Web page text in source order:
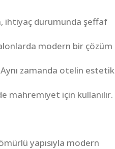
ihtiyaç durumunda şeffaf
modern bir çözüm
zamanda otelin estetik
mahremiyet için kullanılır.
yapısıyla modern